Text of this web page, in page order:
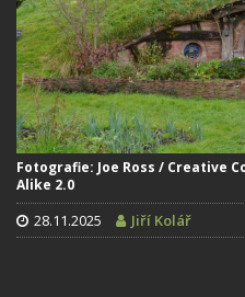
Fotografie: Joe Ross / Creative
Alike 2.0
28.11.2025 Jiří Kolář